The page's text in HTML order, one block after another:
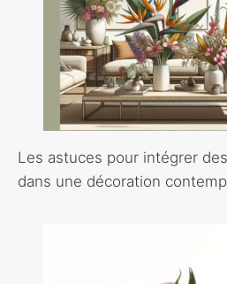
Les astuces pour intégrer
dans une décoration